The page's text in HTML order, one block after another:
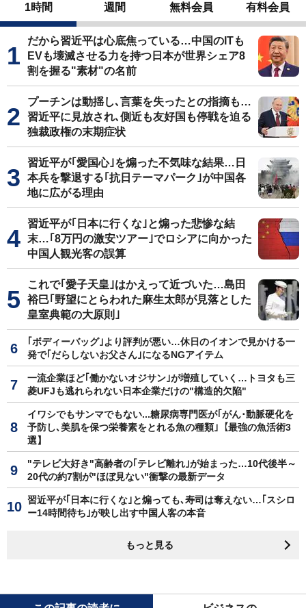
1時間 週間 無料会員 有料会員
だから習近平は心底焦っている…中国のITも
EVも壊滅させる力を持つ日本が世界シェア8
割を握る"素材"の名前
プーチンは動揺し､言葉を失ったとの指摘も…
習近平に見放され､側近も友好国も停戦を迫る
独裁政権の末期症状
習近平が｢愛国心｣を煽った不気味な結果…日
本兵を撃退する｢抗日テーマパーク｣が中国各
地に広がる理由
習近平が｢日本に行くな｣と煽った悲惨な結
末…｢8万円の激安ツアー｣でロシアに向かった
中国人観光客の誤算
これで｢愛子天皇｣はかえって近づいた…島田
裕巳｢野望にとらわれた麻生太郎が見落とした
皇室典範の大原則｣
｢ボディーバッグ｣より評判が悪い…休日のイオンで見かける一
発で｢だらしないお父さん｣になるNGアイテム
一流企業ほど｢働かないオジサン｣が増殖していく…トヨタも三
菱UFJも逃れられない日本企業だけの"構造的欠陥"
イワシでもサンマでもない...糖尿病専門医が｢がん･動脈硬化を
予防し､美肌を保つ栄養素をとれる魚の種類｣【最強の魚活術3
選】
"テレビ大好き"高齢者の｢テレビ離れ｣が始まった…10代後半～
20代の約7割が"ほぼ見ない"衝撃の最新データ
習近平が｢日本に行くな｣と煽っても､寿司は奪えない…｢スシロ
ー14時間待ち｣が映し出す中国人客の本音
もっと見る